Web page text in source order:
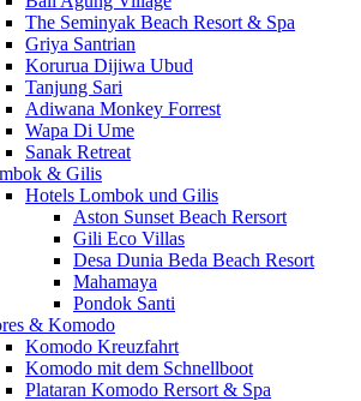
The Seminyak Beach Resort & Spa
Griya Santrian
Korurua Dijiwa Ubud
Tanjung Sari
Adiwana Monkey Forrest
Wapa Di Ume
Sanak Retreat
& Gilis
Hotels Lombok und Gilis
Aston Sunset Beach Rersort
Gili Eco Villas
Desa Dunia Beda Beach Resort
Mahamaya
Pondok Santi
& Komodo
Komodo Kreuzfahrt
Komodo mit dem Schnellboot
Plataran Komodo Rersort & Spa